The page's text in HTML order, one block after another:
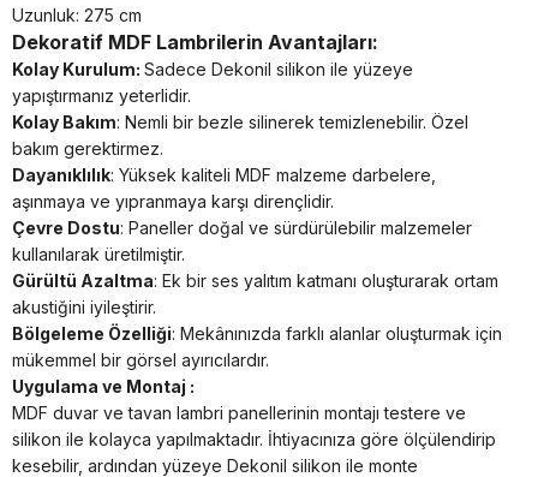
Uzunluk: 275 cm
Dekoratif MDF Lambrilerin Avantajları:
Kolay Kurulum: Sadece Dekonil silikon ile yüzeye
yapıştırmanız yeterlidir.
Kolay Bakım: Nemli bir bezle silinerek temizlenebilir. Özel
bakım gerektirmez.
Dayanıklılık: Yüksek kaliteli MDF malzeme darbelere,
aşınmaya ve yıpranmaya karşı dirençlidir.
Çevre Dostu: Paneller doğal ve sürdürülebilir malzemeler
kullanılarak üretilmiştir.
Gürültü Azaltma: Ek bir ses yalıtım katmanı oluşturarak ortam
akustiğini iyileştirir.
Bölgeleme Özelliği: Mekânınızda farklı alanlar oluşturmak için
mükemmel bir görsel ayırıcılardır.
Uygulama ve Montaj :
MDF duvar ve tavan lambri panellerinin montajı testere ve
silikon ile kolayca yapılmaktadır. İhtiyacınıza göre ölçülendirip
kesebilir, ardından yüzeye Dekonil silikon ile monte